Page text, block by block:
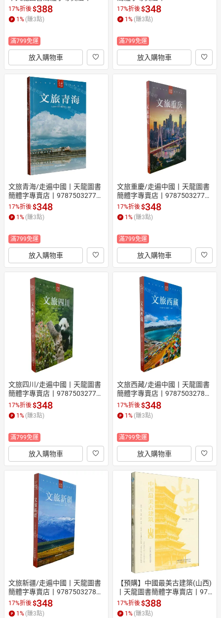
7113327224 (tl2609)
17%折後$388
1 % (賺3點)
滿799免運
放入購物車
1 (tl2608)
17%折後$348
1 % (賺3點)
滿799免運
放入購物車
文旅青海/走遍中國丨天龍圖書
簡體字專賣店丨978750327795
5 (tl2608)
17%折後$348
1 % (賺3點)
滿799免運
放入購物車
文旅重慶/走遍中國丨天龍圖書
簡體字專賣店丨978750327796
2 (tl2608)
17%折後$348
1 % (賺3點)
滿799免運
放入購物車
文旅四川/走遍中國丨天龍圖書
簡體字專賣店丨978750327794
8 (tl2608)
17%折後$348
1% (賺3點)
滿799免運
放入購物車
文旅西藏/走遍中國丨天龍圖書
簡體字專賣店丨978750327803
7 (tl2608)
17%折後$348
1% (賺3點)
滿799免運
放入購物車
文旅新疆/走遍中國丨天龍圖書
簡體字專賣店丨978750327802
0 (tl2608)
17%折後$348
1 % (賺3點)
【預購】中國最美古建築(山西)
丨天龍圖書簡體字專賣店丨978
7113327583 (tl2610)
17%折後$388
1 % (賺3點)